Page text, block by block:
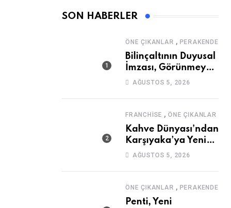
SON HABERLER
ÖNE ÇIKANLAR , PERAKENDE
Bilinçaltının Duyusal
İmzası, Görünmeyen
Güç
AĞUSTOS 5, 2026
FRANCHISE ,ÖNE ÇIKANLAR
Kahve Dünyası’ndan
Karşıyaka’ya Yeni
Mağaza
AĞUSTOS 5, 2026
ÖNE ÇIKANLAR , PERAKENDE
Penti, Yeni